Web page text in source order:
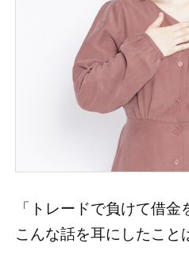
「トレードで負けて借金
こんな話を耳にしたこと